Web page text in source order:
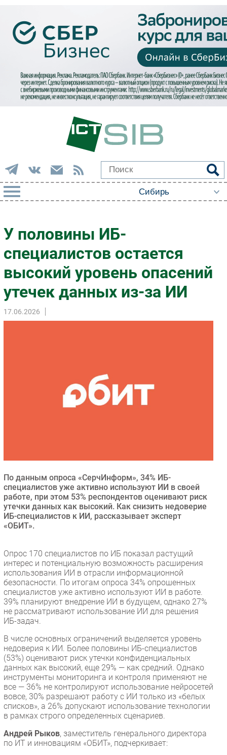
Импорто­замещение
Автоматизация Промышленности
Интернет
Мобильная связь
Фиксированная связь
Интеграция
Инновации
CIO/Управление ИТ
Гаджеты
Здоровье
РАЗДЕЛЫ
Новости
Аналитика
Интервью
Мероприятия
IT класс
Тестовый стенд
Каталог компаний
У половины ИБ-
специалистов остается
высокий уровень опасений
утечек данных из-за ИИ
17.06.2026
По данным опроса «СерчИнформ», 34% ИБ-
специалистов уже активно используют ИИ в своей
работе, при этом 53% респондентов оценивают риск
утечки данных как высокий. Как снизить недоверие
ИБ-специалистов к ИИ, рассказывает эксперт
«ОБИТ».
Опрос 170 специалистов по ИБ показал растущий
интерес и потенциальную возможность расширения
использования ИИ в отрасли информационной
безопасности. По итогам опроса 34% опрошенных
специалистов уже активно используют ИИ в работе.
39% планируют внедрение ИИ в будущем, однако 27%
не рассматривают использование ИИ для решения
ИБ-задач.
В числе основных ограничений выделяется уровень
недоверия к ИИ. Более половины ИБ-специалистов
(53%) оценивают риск утечки конфиденциальных
данных как высокий, еще 29% — как средний. Однако
инструменты мониторинга и контроля применяют не
все — 36% не контролируют использование нейросетей
вовсе, 30% разрешают работу с ИИ только из «белых
списков», а 26% допускают использование технологии
в рамках строго определенных сценариев.
Андрей Рыков, заместитель генерального директора
по ИТ и инновациям «ОБИТ», подчеркивает: